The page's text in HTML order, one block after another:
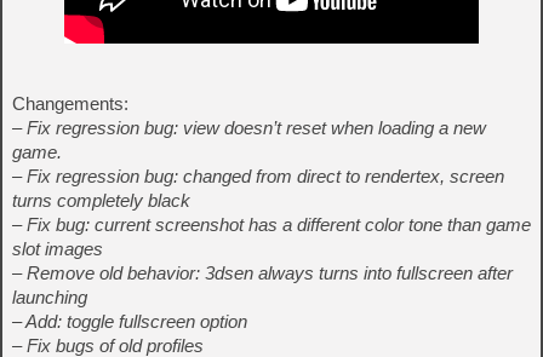
Changements:
– Fix regression bug: view doesn’t reset when loading a new
game.
– Fix regression bug: changed from direct to rendertex, screen
turns completely black
– Fix bug: current screenshot has a different color tone than game
slot images
– Remove old behavior: 3dsen always turns into fullscreen after
launching
– Add: toggle fullscreen option
– Fix bugs of old profiles